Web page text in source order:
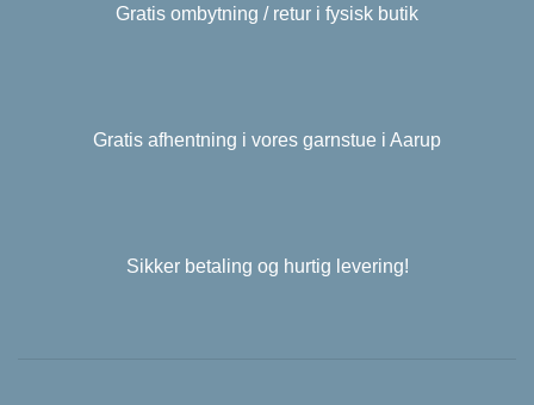
Gratis ombytning / retur i fysisk butik
Gratis afhentning i vores garnstue i Aarup
Sikker betaling og hurtig levering!